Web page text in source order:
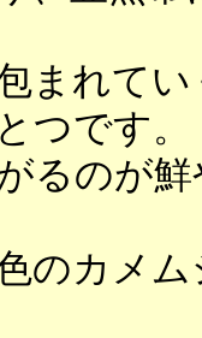
まれて
つです。
るのが
のカメ